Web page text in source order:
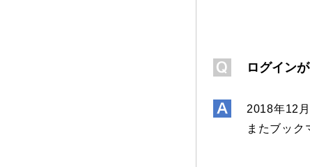
ログイン
2018年12
またブック